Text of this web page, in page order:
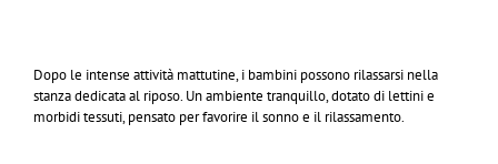
Dopo le intense attività mattutine, i bambini possono rilassarsi nella
stanza dedicata al riposo. Un ambiente tranquillo, dotato di lettini e
morbidi tessuti, pensato per favorire il sonno e il rilassamento.